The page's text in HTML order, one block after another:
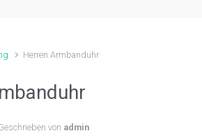
Herren Armbanduhr
von admin